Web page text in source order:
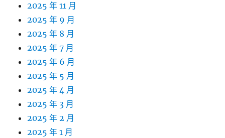
2025 年 11 月
2025 年 9 月
2025 年 8 月
2025 年 7 月
2025 年 6 月
2025 年 5 月
2025 年 4 月
2025 年 3 月
2025 年 2 月
2025 年 1 月